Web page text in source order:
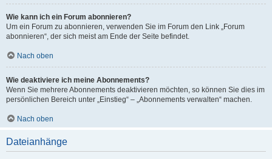
Wie kann ich ein Forum abonnieren?
Um ein Forum zu abonnieren, verwenden Sie im Forum den Link „Forum
abonnieren“, der sich meist am Ende der Seite befindet.
Nach oben
Wie deaktiviere ich meine Abonnements?
Wenn Sie mehrere Abonnements deaktivieren möchten, so können Sie dies im
persönlichen Bereich unter „Einstieg“ – „Abonnements verwalten“ machen.
Nach oben
Dateianhänge